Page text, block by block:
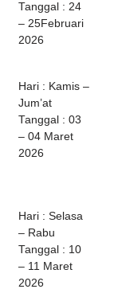
Tanggal : 24
– 25Februari
2026
Hari : Kamis –
Jum’at
Tanggal : 03
– 04 Maret
2026
Hari : Selasa
– Rabu
Tanggal : 10
– 11 Maret
2026